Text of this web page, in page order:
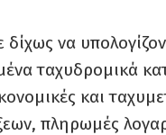
να
ταχυδρομικά
και
πληρωμές